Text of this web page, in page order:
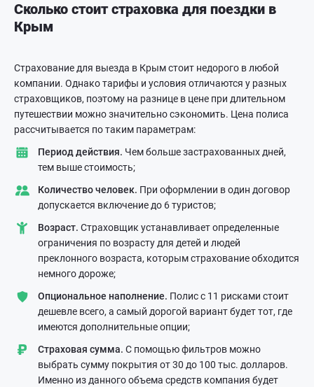
Сколько стоит страховка для поездки в
Крым
Страхование для выезда в Крым стоит недорого в любой
компании. Однако тарифы и условия отличаются у разных
страховщиков, поэтому на разнице в цене при длительном
путешествии можно значительно сэкономить. Цена полиса
рассчитывается по таким параметрам:
Период действия. Чем больше застрахованных дней,
тем выше стоимость;
Количество человек. При оформлении в один договор
допускается включение до 6 туристов;
Возраст. Страховщик устанавливает определенные
ограничения по возрасту для детей и людей
преклонного возраста, которым страхование обходится
немного дороже;
Опциональное наполнение. Полис с 11 рисками стоит
дешевле всего, а самый дорогой вариант будет тот, где
имеются дополнительные опции;
Страховая сумма. С помощью фильтров можно
выбрать сумму покрытия от 30 до 100 тыс. долларов.
Именно из данного объема средств компания будет